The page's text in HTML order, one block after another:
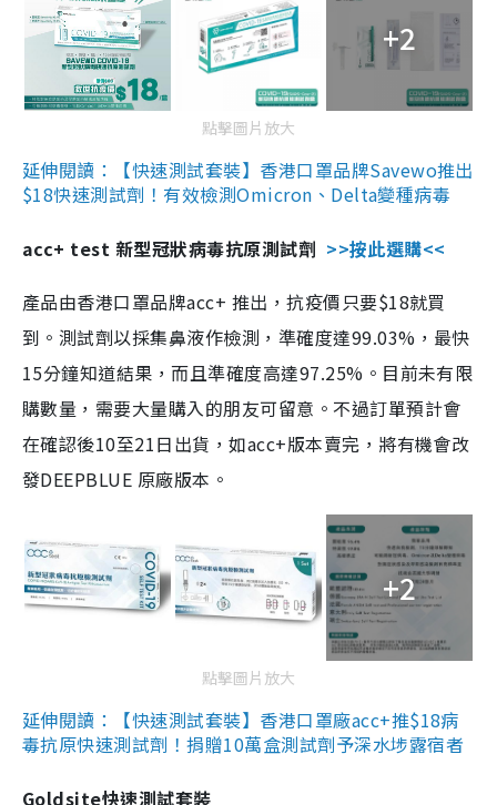
+2
點擊圖片放大
延伸閱讀：【快速測試套裝】香港口罩品牌Savewo推出
$18快速測試劑！有效檢測Omicron、Delta變種病毒
acc+ test 新型冠狀病毒抗原測試劑 >>按此選購<<
產品由香港口罩品牌acc+ 推出，抗疫價只要$18就買
到。測試劑以採集鼻液作檢測，準確度達99.03%，最快
15分鐘知道結果，而且準確度高達97.25%。目前未有限
購數量，需要大量購入的朋友可留意。不過訂單預計會
在確認後10至21日出貨，如acc+版本賣完，將有機會改
發DEEPBLUE 原廠版本。
+2
點擊圖片放大
延伸閱讀：【快速測試套裝】香港口罩廠acc+推$18病
毒抗原快速測試劑！捐贈10萬盒測試劑予深水埗露宿者
Goldsite快速測試套裝